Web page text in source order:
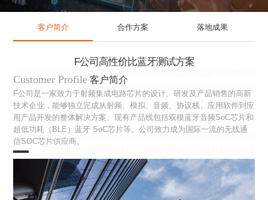
客户简介 合作方案 落地成果
F公司高性价比蓝牙测试方案
Customer Profile 客户简介
F公司是一家致力于射频集成电路芯片的设计、研发及产品销售的高新
技术企业，能够独立完成从射频、模拟、音频、协议栈、应用软件到应
用产品开发的整体解决方案。现有产品线包括双模蓝牙音频SoC芯片和
超低功耗（BLE）蓝牙 SoC芯片等。公司致力成为国际一流的无线通
信SOC芯片供应商。